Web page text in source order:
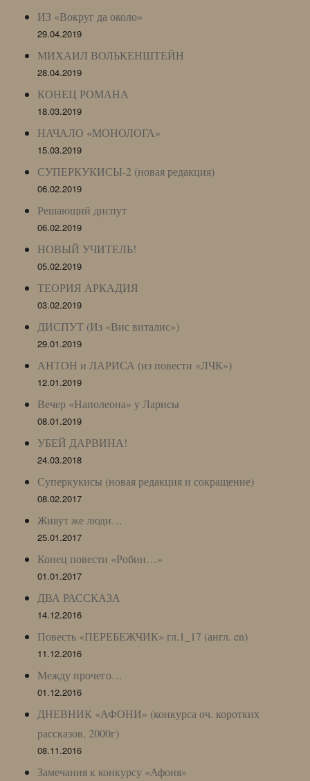
ИЗ «Вокруг да около»
29.04.2019
МИХАИЛ ВОЛЬКЕНШТЕЙН
28.04.2019
КОНЕЦ РОМАНА
18.03.2019
НАЧАЛО «МОНОЛОГА»
15.03.2019
СУПЕРКУКИСЫ-2 (новая редакция)
06.02.2019
Решающий диспут
06.02.2019
НОВЫЙ УЧИТЕЛЬ!
05.02.2019
ТЕОРИЯ АРКАДИЯ
03.02.2019
ДИСПУТ (Из «Вис виталис»)
29.01.2019
АНТОН и ЛАРИСА (из повести «ЛЧК»)
12.01.2019
Вечер «Наполеона» у Ларисы
08.01.2019
УБЕЙ ДАРВИНА!
24.03.2018
Суперкукисы (новая редакция и сокращение)
08.02.2017
Живут же люди…
25.01.2017
Конец повести «Робин…»
01.01.2017
ДВА РАССКАЗА
14.12.2016
Повесть «ПЕРЕБЕЖЧИК» гл.1_17 (англ. en)
11.12.2016
Между прочего…
01.12.2016
ДНЕВНИК «АФОНИ» (конкурса оч. коротких
рассказов, 2000г)
08.11.2016
Замечания к конкурсу «Афоня»